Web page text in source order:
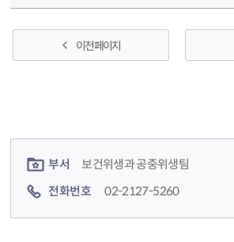
이전 페이지
부서
보건위생과 공중위생팀
전화번호
02-2127-5260